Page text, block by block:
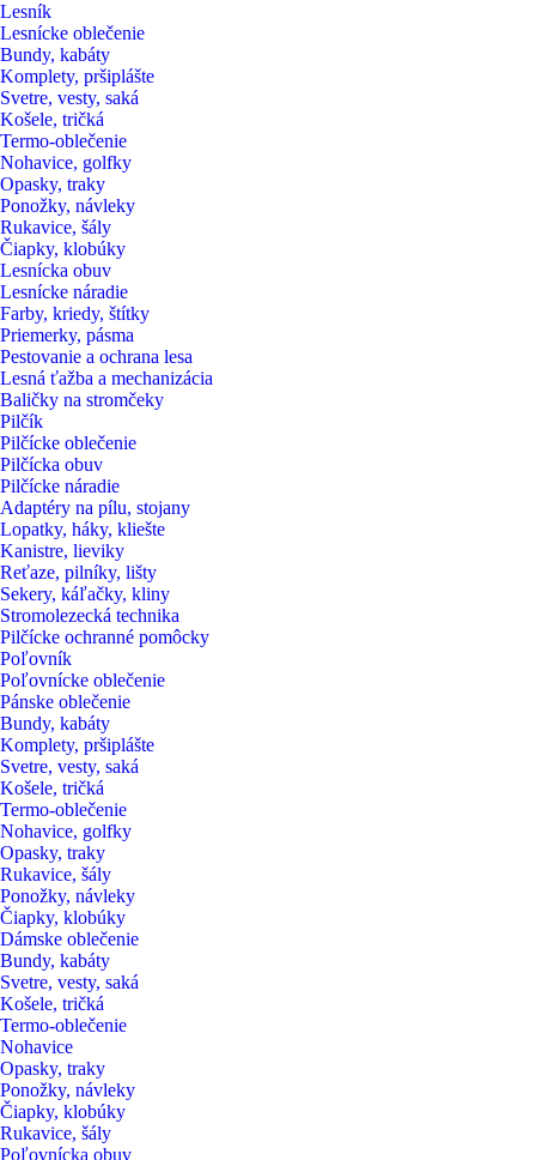
Lesník
Lesnícke oblečenie
Bundy, kabáty
Komplety, pršiplášte
Svetre, vesty, saká
Košele, tričká
Termo-oblečenie
Nohavice, golfky
Opasky, traky
Ponožky, návleky
Rukavice, šály
Čiapky, klobúky
Lesnícka obuv
Lesnícke náradie
Farby, kriedy, štítky
Priemerky, pásma
Pestovanie a ochrana lesa
Lesná ťažba a mechanizácia
Baličky na stromčeky
Pilčík
Pilčícke oblečenie
Pilčícka obuv
Pilčícke náradie
Adaptéry na pílu, stojany
Lopatky, háky, kliešte
Kanistre, lieviky
Reťaze, pilníky, lišty
Sekery, káľačky, kliny
Stromolezecká technika
Pilčícke ochranné pomôcky
Poľovník
Poľovnícke oblečenie
Pánske oblečenie
Bundy, kabáty
Komplety, pršiplášte
Svetre, vesty, saká
Košele, tričká
Termo-oblečenie
Nohavice, golfky
Opasky, traky
Rukavice, šály
Ponožky, návleky
Čiapky, klobúky
Dámske oblečenie
Bundy, kabáty
Svetre, vesty, saká
Košele, tričká
Termo-oblečenie
Nohavice
Opasky, traky
Ponožky, návleky
Čiapky, klobúky
Rukavice, šály
Poľovnícka obuv